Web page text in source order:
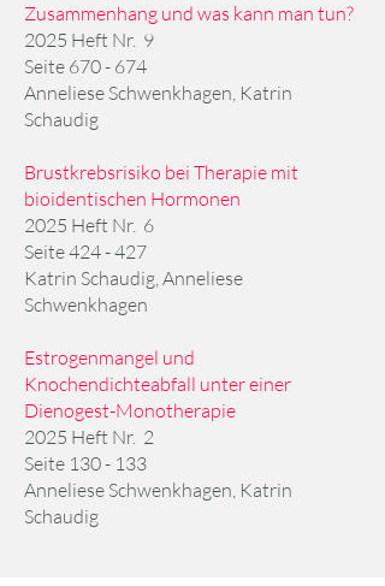
Zusammenhang und was kann man tun?​
2025 Heft Nr. 9
Seite 670 - 674
Anneliese Schwenkhagen, Katrin
Schaudig
Brustkrebsrisiko bei Therapie mit
bioidentischen Hormonen
2025 Heft Nr. 6
Seite 424 - 427
Katrin Schaudig​​​,Anneliese
Schwenkhagen
Estrogenmangel und
Knochendichteabfall unter einer
Dienogest-Monotherapie
2025 Heft Nr. 2
Seite 130 - 133
Anneliese Schwenkhagen, Katrin
Schaudig